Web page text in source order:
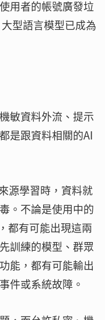
用者的帳號廣發垃
型語言模型已成為
敏資料外流、提示
是跟資料相關的AI
源學習時，資料就
。不論是使用中的
都有可能出現這兩
訓練的模型、群眾
能，都有可能輸出
件或系統故障。